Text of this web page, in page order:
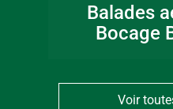
Balades
Bocage
Voir